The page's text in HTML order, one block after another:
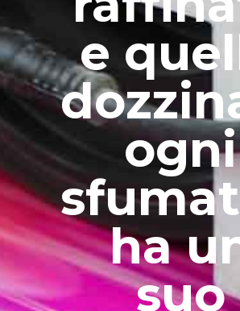
e
ogni
ha
suo